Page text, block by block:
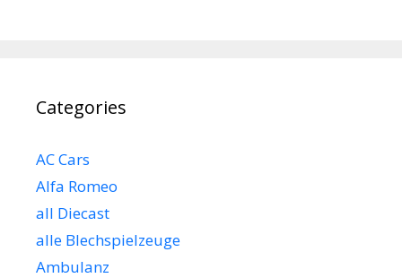
Categories
AC Cars
Alfa Romeo
all Diecast
alle Blechspielzeuge
Ambulanz